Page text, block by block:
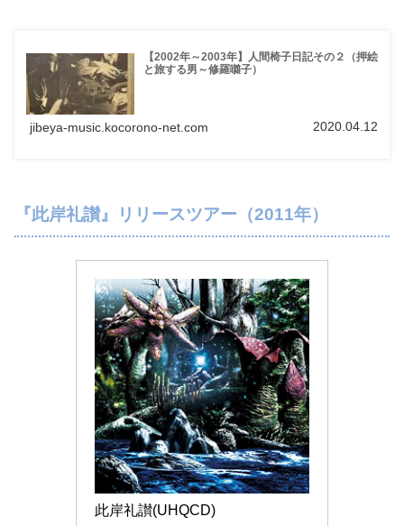
【2002年～2003年】人間椅子日記その２（押絵
と旅する男～修羅囃子）
jibeya-music.kocorono-net.com 2020.04.12
『此岸礼讃』リリースツアー（2011年）
此岸礼讃(UHQCD)